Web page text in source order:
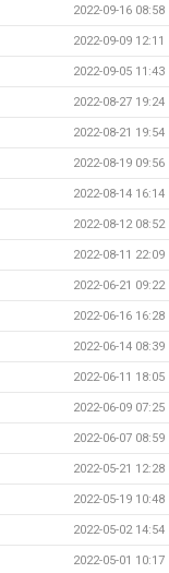
2022-09-16 08:58
2022-09-09 12:11
2022-09-05 11:43
2022-08-27 19:24
2022-08-21 19:54
2022-08-19 09:56
2022-08-14 16:14
2022-08-12 08:52
2022-08-11 22:09
2022-06-21 09:22
2022-06-16 16:28
2022-06-14 08:39
2022-06-11 18:05
2022-06-09 07:25
2022-06-07 08:59
2022-05-21 12:28
2022-05-19 10:48
2022-05-02 14:54
2022-05-01 10:17